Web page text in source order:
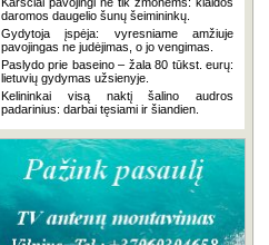
daromos daugelio šunų šeimininkų.
Gydytoja įspėja: vyresniame amžiuje
pavojingas ne judėjimas, o jo vengimas.
Paslydo prie baseino – žala 80 tūkst. eurų:
lietuvių gydymas užsienyje.
Kelininkai visą naktį šalino audros
padarinius: darbai tęsiami ir šiandien.